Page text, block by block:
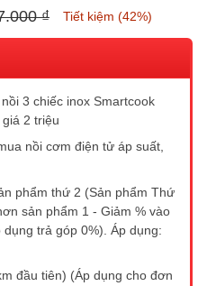
₫ Tiết kiệm (42%)
3 chiếc inox Smartcook
2 triệu
nồi cơm điện tử áp suất,
phẩm thứ 2 (Sản phẩm Thứ
sản phẩm 1 - Giảm % vào
trả góp 0%). Áp dụng:
đầu tiên) (Áp dụng cho đơn